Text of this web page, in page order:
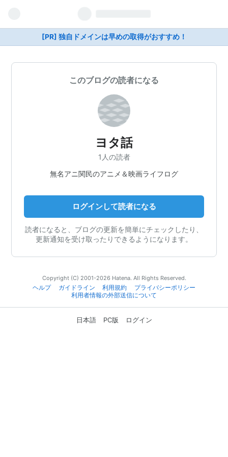
[PR] 独自ドメインは早めの取得がおすすめ！
このブログの読者になる
ヨタ話
1人の読者
無名アニ関民のアニメ＆映画ライフログ
ログインして読者になる
読者になると、ブログの更新を簡単にチェックしたり、
更新通知を受け取ったりできるようになります。
Copyright (C) 2001-2026 Hatena. All Rights Reserved.
ヘルプ
ガイドライン 利用規約
プライバシーポリシー
利用者情報の外部送信について
日本語 PC版 ログイン